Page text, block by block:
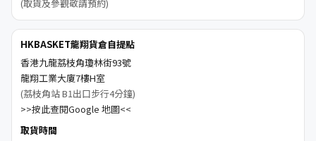
(取貨及參觀敬請預約)
HKBASKET龍翔貨倉自提點
香港九龍荔枝角瓊林街93號
龍翔工業大廈7樓H室
(荔枝角站 B1出口步行4分鐘)
>>按此查閱Google 地圖<<
取貨時間